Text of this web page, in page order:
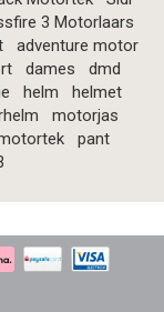
3 Motorlaars
adventure motor
dames
dmd
helm
helmet
motorjas
pant